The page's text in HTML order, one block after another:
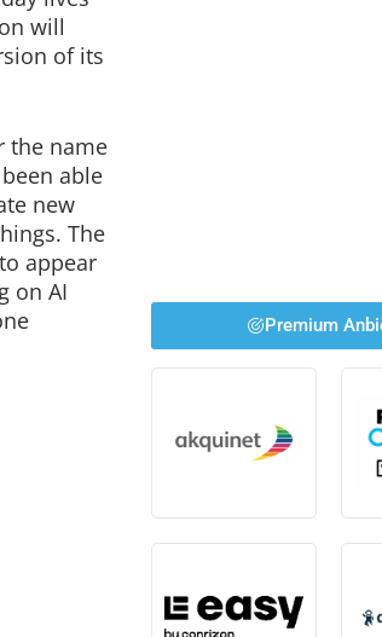
will
of its
the name
able
new
The
appear
on AI
Premium